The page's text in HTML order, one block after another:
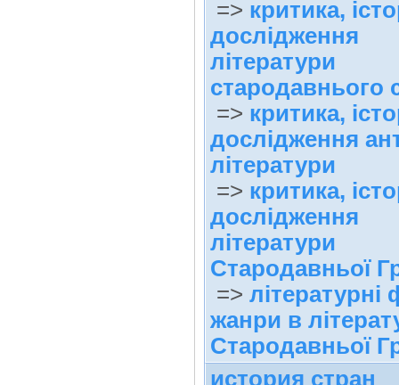
=> критика,
дослідження
літератури
стародавнього
=> критика,
дослідження
літератури
=> критика,
дослідження
літератури
Стародавньої
=>
жанри в
Стародавньої
история стран